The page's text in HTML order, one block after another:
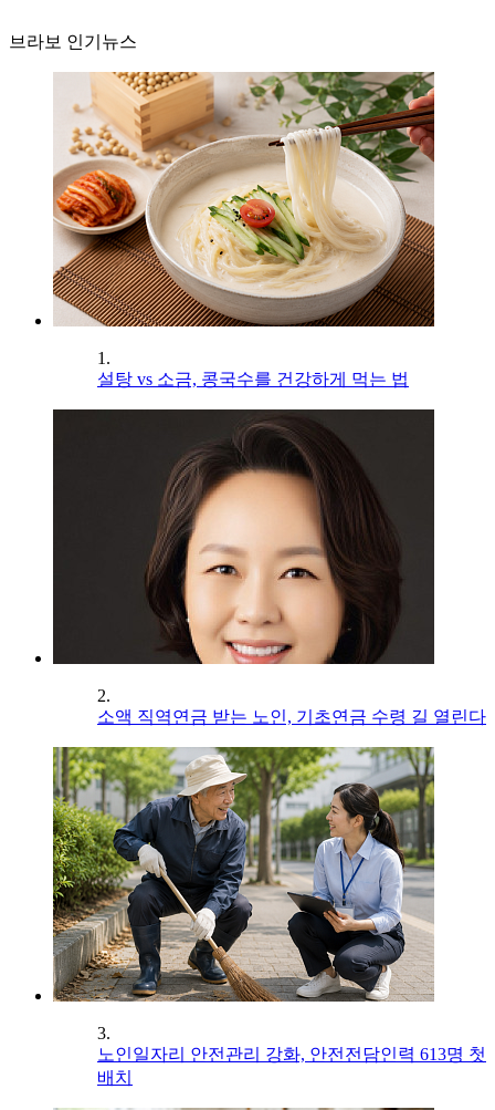
브라보 인기뉴스
1.
설탕 vs 소금, 콩국수를 건강하게 먹는 법
2.
소액 직역연금 받는 노인, 기초연금 수령 길 열린다
3.
노인일자리 안전관리 강화, 안전전담인력 613명 첫
배치